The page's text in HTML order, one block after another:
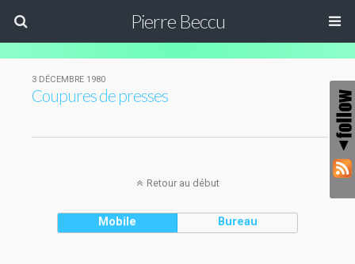
Pierre Beccu
3 DÉCEMBRE 1980
Coupures de presses
Retour au début
Mobile Bureau